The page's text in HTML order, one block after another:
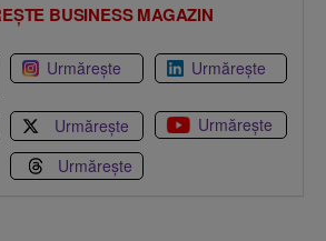
BUSINESS MAGAZIN
Urmărește Urmărește
Urmărește
Urmărește
Urmărește